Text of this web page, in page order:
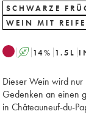
SCHWARZE
WEIN MIT
A 14% 1.5 L
Dieser Wein wird
Gedenken an einen
in Châteauneuf-du-